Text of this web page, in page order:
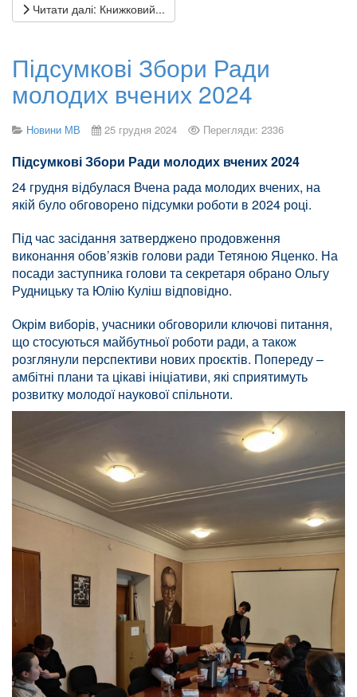
Читати далі: Книжковий...
Підсумкові Збори Ради
молодих вчених 2024
Новини МВ 25 грудня 2024 Перегляди: 2336
Підсумкові Збори Ради молодих вчених 2024
24 грудня відбулася Вчена рада молодих вчених, на
якій було обговорено підсумки роботи в 2024 році.
Під час засідання затверджено продовження
виконання обов’язків голови ради Тетяною Яценко. На
посади заступника голови та секретаря обрано Ольгу
Рудницьку та Юлію Куліш відповідно.
Окрім виборів, учасники обговорили ключові питання,
що стосуються майбутньої роботи ради, а також
розглянули перспективи нових проєктів. Попереду –
амбітні плани та цікаві ініціативи, які сприятимуть
розвитку молодої наукової спільноти.